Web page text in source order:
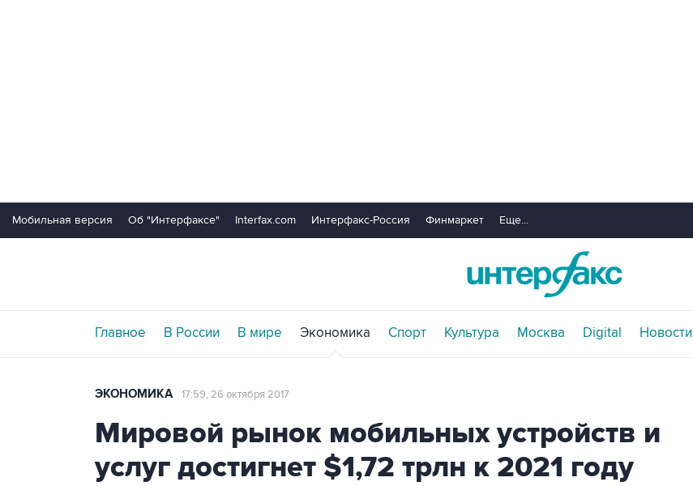
Мобильная версия Об "Интерфаксе" Interfax.com Интерфакс-Россия Финмаркет Еще...
Главное В России В мире Экономика Спорт Культура Москва Digital Новости
ЭКОНОМИКА 17:59, 26 октября 2017
Мировой рынок мобильных устройств и
услуг достигнет $1,72 трлн к 2021 году